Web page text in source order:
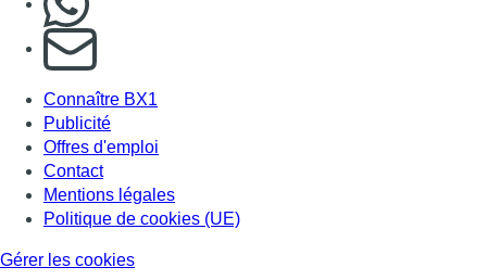
S'abonner à notre newsletter
Connaître BX1
Publicité
Offres d'emploi
Contact
Mentions légales
Politique de cookies (UE)
Gérer les cookies